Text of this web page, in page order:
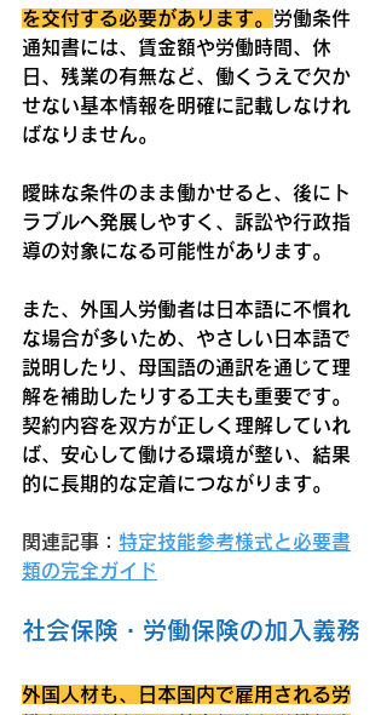
を交付する必要があります。 労働条件
通知書には、賃金額や労働時間、休
日、残業の有無など、働くうえで欠か
せない基本情報を明確に記載しなけれ
ばなりません。
曖昧な条件のまま働かせると、後にト
ラブルへ発展しやすく、訴訟や行政指
導の対象になる可能性があります。
また、外国人労働者は日本語に不慣れ
な場合が多いため、やさしい日本語で
説明したり、母国語の通訳を通じて理
解を補助したりする工夫も重要です。
契約内容を双方が正しく理解していれ
ば、安心して働ける環境が整い、結果
的に長期的な定着につながります。
関連記事： 特定技能参考様式と必要書
類の完全ガイド
社会保険・労働保険の加入義務
外国人材も、日本国内で雇用される労